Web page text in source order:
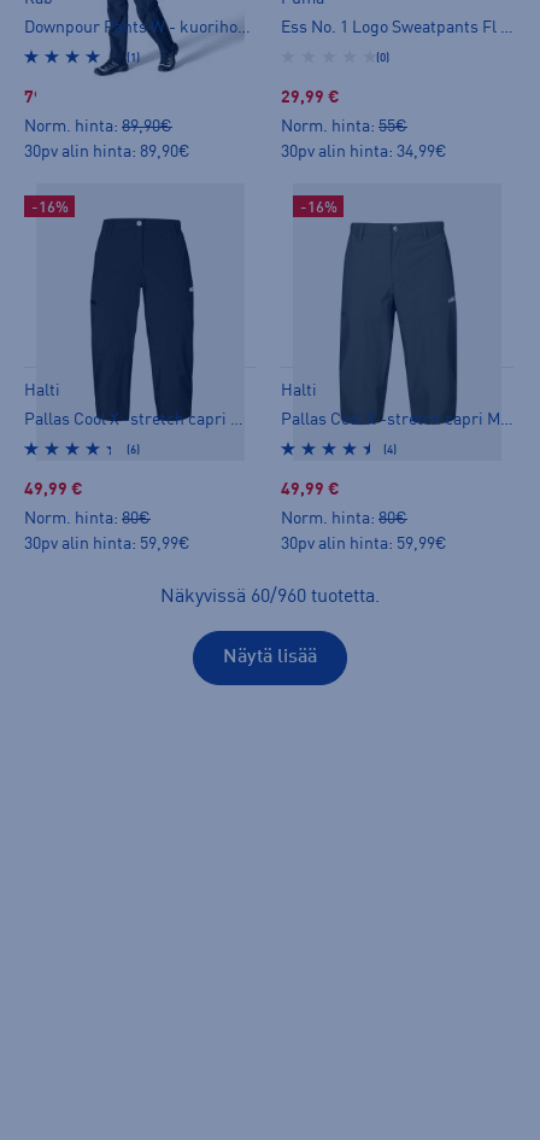
Downpour Pants W - kuorihousut
(1)
79,99 €
Norm. hinta: 89,90€
30pv alin hinta: 89,90€
Ess No. 1 Logo Sweatpants Fl O M - collegehousut
(0)
29,99 €
Norm. hinta: 55€
30pv alin hinta: 34,99€
-16%
Halti
Pallas Cool X -stretch capri W - caprit
(6)
49,99 €
Norm. hinta: 80€
30pv alin hinta: 59,99€
-16%
Halti
Pallas Cool X -stretch capri M - caprit
(4)
49,99 €
Norm. hinta: 80€
30pv alin hinta: 59,99€
Näkyvissä 60/960 tuotetta.
Näytä lisää